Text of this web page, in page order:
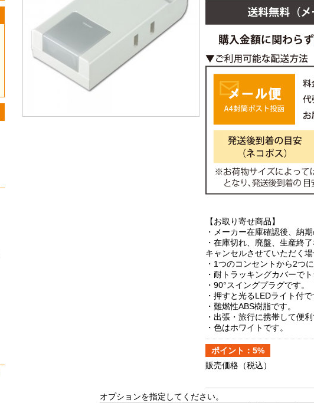
【お取り寄せ商品】
・メーカー在庫確認後、納
・在庫切れ、廃盤、生産終
キャンセルさせていただく場
・1つのコンセントから2つ
・耐トラッキングカバーで
・90°スイングプラグです。
・押すと光るLEDライト付で
・難燃性ABS樹脂です。
・出張・旅行に携帯して便利
・色はホワイトです。
ポイント：5%
販売価格 （税込）
オプションを指定してください。